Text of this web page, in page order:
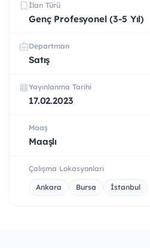
İlan Türü
Genç Profesyonel (3-5 Yıl)
Departman
Satış
Yayınlanma Tarihi
17.02.2023
Maaş
Maaşlı
Çalışma Lokasyonları
Ankara Bursa İstanbul